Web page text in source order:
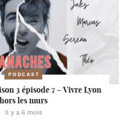
PODCAST
3 épisode 7 – Vivre Lyon
hors les murs
Il y a 6 mois